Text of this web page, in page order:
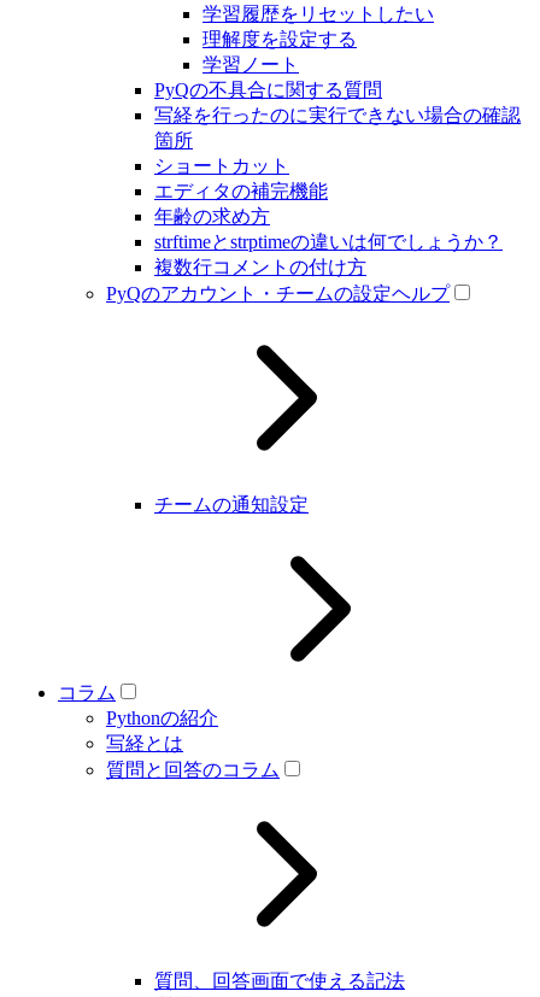
学習履歴をリセットしたい
理解度を設定する
学習ノート
PyQの不具合に関する質問
写経を行ったのに実行できない場合の確認
箇所
ショートカット
エディタの補完機能
年齢の求め方
strftimeとstrptimeの違いは何でしょうか？
複数行コメントの付け方
PyQのアカウント・チームの設定ヘルプ
チームの通知設定
コラム
Pythonの紹介
写経とは
質問と回答のコラム
質問、回答画面で使える記法